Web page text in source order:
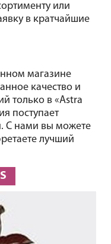
или
в кратчайшие
магазине
качество и
только в «Astra
поступает
С нами вы можете
лучший